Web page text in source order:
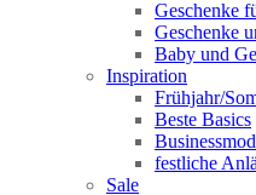
Geschenke
Geschenke
Baby und
Inspiration
Frühjahr/
Beste Basics
festliche
Sale